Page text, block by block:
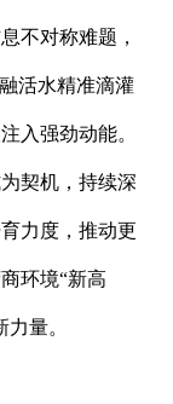
不对称难题，
活水精准滴灌
入强劲动能。
契机，持续深
力度，推动更
环境“新高
量。